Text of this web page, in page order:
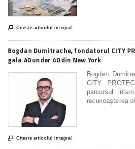
 Citeste articolul integral
Bogdan Dumitrache, fondatorul CITY
gala 40 under 40 din New York
Bogdan
CITY
parcursul
recunoașterea
 Citeste articolul integral